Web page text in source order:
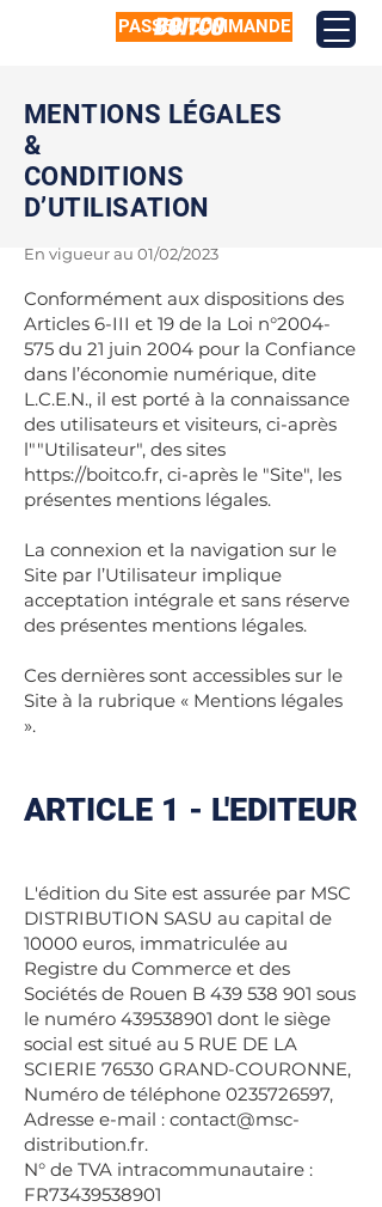
PASSER COMMANDE
MENTIONS LÉGALES
&
CONDITIONS
D’UTILISATION
En vigueur au 01/02/2023
Conformément aux dispositions des
Articles 6-III et 19 de la Loi n°2004-
575 du 21 juin 2004 pour la Confiance
dans l’économie numérique, dite
L.C.E.N., il est porté à la connaissance
des utilisateurs et visiteurs, ci-après
l""Utilisateur", des sites
https://boitco.fr, ci-après le "Site", les
présentes mentions légales.
La connexion et la navigation sur le
Site par l’Utilisateur implique
acceptation intégrale et sans réserve
des présentes mentions légales.
Ces dernières sont accessibles sur le
Site à la rubrique « Mentions légales
».
ARTICLE 1 - L'EDITEUR
L'édition du Site est assurée par MSC
DISTRIBUTION SASU au capital de
10000 euros, immatriculée au
Registre du Commerce et des
Sociétés de Rouen B 439 538 901 sous
le numéro 439538901 dont le siège
social est situé au 5 RUE DE LA
SCIERIE 76530 GRAND-COURONNE,
Numéro de téléphone 0235726597,
Adresse e-mail : contact@msc-
distribution.fr.
N° de TVA intracommunautaire :
FR73439538901